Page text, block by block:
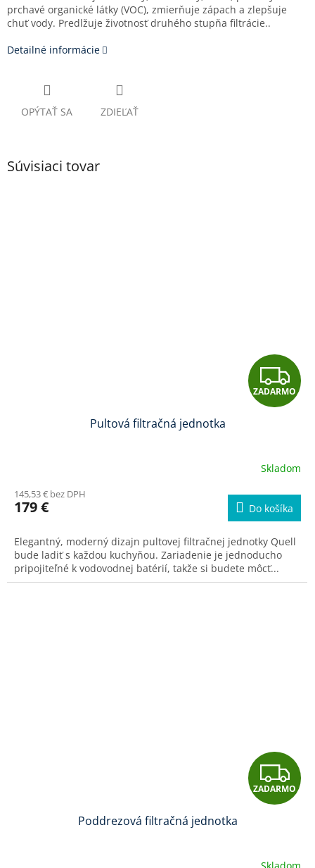
prchavé organické látky (VOC), zmierňuje zápach a zlepšuje
chuť vody. Predlžuje životnosť druhého stupňa filtrácie..
Detailné informácie
OPÝTAŤ SA ZDIEĽAŤ
Súvisiaci tovar
Z
A
A
R
M
O
ZADARMO
Pultová filtračná jednotka
produktu
je
z
5
hviezdičiek.
Skladom
145,53 € bez DPH
179 € Do košíka
Elegantný, moderný dizajn pultovej filtračnej jednotky Quell
bude ladiť s každou kuchyňou. Zariadenie je jednoducho
pripojiteľné k vodovodnej batérií, takže si budete môcť...
Z
A
A
ZADARMO
Poddrezová filtračná jednotka
Skladom